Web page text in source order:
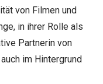
von Filmen und
in ihrer Rolle als
Partnerin von
im Hintergrund